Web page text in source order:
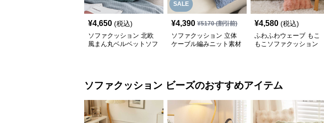
¥4,650 (税込)
ソファクッション 北欧
風まん丸ベルベットソフ
SALE
¥4,390 ¥5170(割引前)
ソファクッション 立体
ケーブル編みニット素材
¥4,580 (税込)
ふわふわウェーブ もこ
もこソファクッション
ソファクッション ビーズのおすすめアイテム